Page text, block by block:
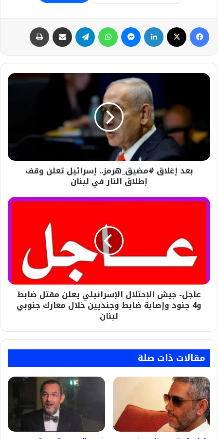
فيسبوك لينكدإن ماسنجر واتساب تيلقرام مشاركة عبر البريد
بعد
وقف
إطلاق
في
بعد إغلاق #مضيق_هرمز.. إسرائيل تعلن وقف
إطلاق النار في لبنان
عاجل-
مقتل
ضابط
جنود
وإصابة
ضابط
وجنديين
معارك
لبنان
عاجل- جيش الإحتلال الإسرائيلي يعلن مقتل ضابط
و4 جنود وإصابة ضابط وجنديين خلال معارك جنوبي
لبنان
مقالات ذات صلة